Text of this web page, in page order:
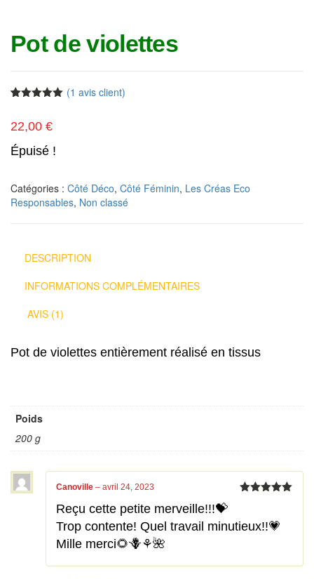
Pot de violettes
basé sur
client
(1 avis client)
22,00 €
Épuisé !
Catégories : Côté Déco, Côté Féminin, Les Créas Eco
Responsables, Non classé
DESCRIPTION
INFORMATIONS COMPLÉMENTAIRES
AVIS (1)
Pot de violettes entièrement réalisé en tissus
Poids
200 g
Canoville – avril 24, 2023
Reçu cette petite merveille!!!💝
Trop contente! Quel travail minutieux!!💗
Mille merci🌻🪻⚘️🌺